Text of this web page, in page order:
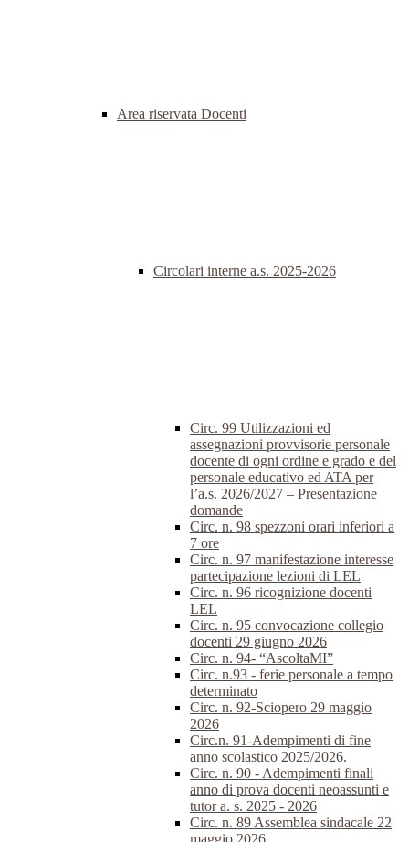
Area riservata Docenti
Circolari interne a.s. 2025-2026
Circ. 99 Utilizzazioni ed
assegnazioni provvisorie personale
docente di ogni ordine e grado e del
personale educativo ed ATA per
l’a.s. 2026/2027 – Presentazione
domande
Circ. n. 98 spezzoni orari inferiori a
7 ore
Circ. n. 97 manifestazione interesse
partecipazione lezioni di LEL
Circ. n. 96 ricognizione docenti
LEL
Circ. n. 95 convocazione collegio
docenti 29 giugno 2026
Circ. n. 94- “AscoltaMI”
Circ. n.93 - ferie personale a tempo
determinato
Circ. n. 92-Sciopero 29 maggio
2026
Circ.n. 91-Adempimenti di fine
anno scolastico 2025/2026.
Circ. n. 90 - Adempimenti finali
anno di prova docenti neoassunti e
tutor a. s. 2025 - 2026
Circ. n. 89 Assemblea sindacale 22